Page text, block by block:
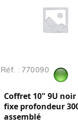
Réf. : 770090
Coffret 10" 9U
fixe profondeur
assemblé